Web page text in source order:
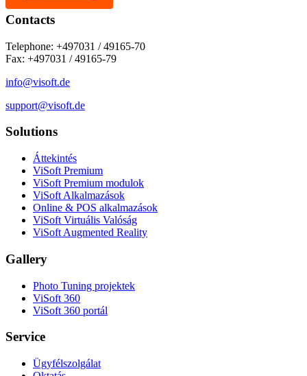
Contacts
Telephone: +497031 / 49165-70
Fax: +497031 / 49165-79
info@visoft.de
support@visoft.de
Solutions
Áttekintés
ViSoft Premium
ViSoft Premium modulok
ViSoft Alkalmazások
Online & POS alkalmazások
ViSoft Virtuális Valóság
ViSoft Augmented Reality
Gallery
Photo Tuning projektek
ViSoft 360
ViSoft 360 portál
Service
Ügyfélszolgálat